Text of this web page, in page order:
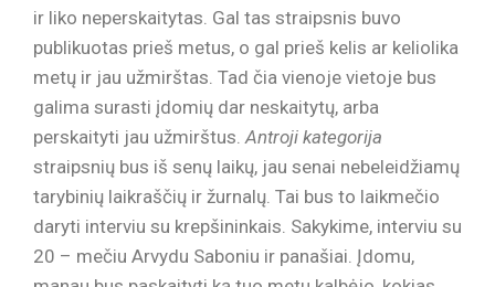
ir liko neperskaitytas. Gal tas straipsnis buvo
publikuotas prieš metus, o gal prieš kelis ar keliolika
metų ir jau užmirštas. Tad čia vienoje vietoje bus
galima surasti įdomių dar neskaitytų, arba
perskaityti jau užmirštus.Antroji kategorija
straipsnių bus iš senų laikų, jau senai nebeleidžiamų
tarybinių laikraščių ir žurnalų. Tai bus to laikmečio
daryti interviu su krepšininkais. Sakykime, interviu su
20 – mečiu Arvydu Saboniu ir panašiai. Įdomu,